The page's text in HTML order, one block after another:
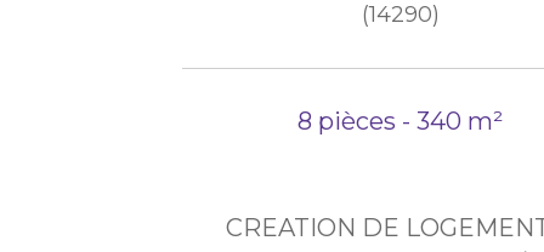
(14290)
8 pièces - 340 m²
CREATION DE